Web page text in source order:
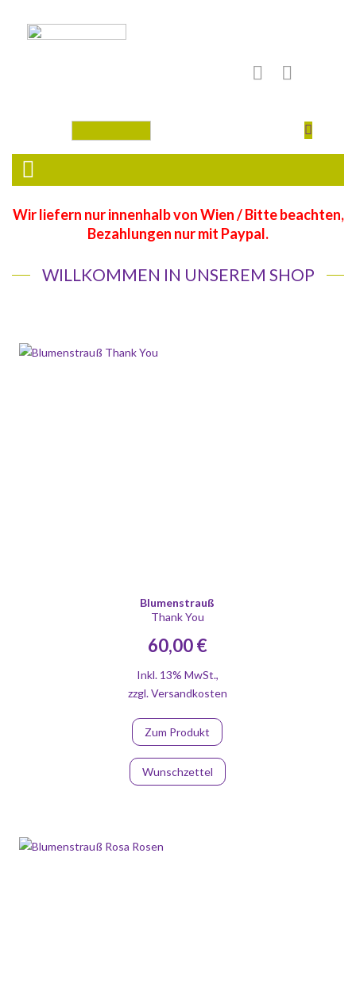
Wir liefern nur innenhalb von Wien / Bitte beachten,
Bezahlungen nur mit Paypal.
WILLKOMMEN IN UNSEREM SHOP
Blumenstrauß
Thank You
60,00 €
Inkl. 13% MwSt.,
zzgl.Versandkosten
Zum Produkt
Wunschzettel